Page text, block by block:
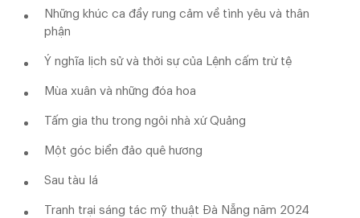
Những khúc ca đầy rung cảm về tình yêu và thân
phận
Ý nghĩa lịch sử và thời sự của Lệnh cấm trừ tệ
Mùa xuân và những đóa hoa
Tấm gia thu trong ngôi nhà xứ Quảng
Một góc biển đảo quê hương
Sau tàu lá
Tranh trại sáng tác mỹ thuật Đà Nẵng năm 2024